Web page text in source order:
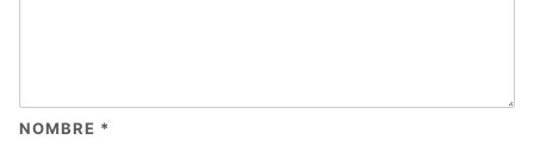
NOMBRE *